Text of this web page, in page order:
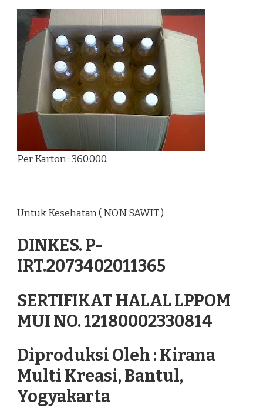
Per Karton : 360.000,
Untuk Kesehatan ( NON SAWIT )
DINKES. P-
IRT.2073402011365
SERTIFIKAT HALAL LPPOM
MUI NO. 12180002330814
Diproduksi Oleh : Kirana
Multi Kreasi, Bantul,
Yogyakarta